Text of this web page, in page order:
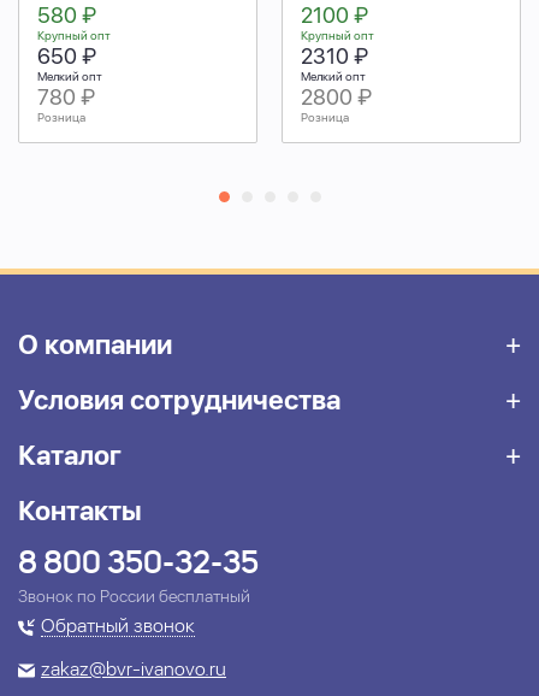
580 ₽
Крупный опт
650 ₽
Мелкий опт
780 ₽
Розница
2100 ₽
Крупный опт
2310 ₽
Мелкий опт
2800 ₽
Розница
О компании
Условия сотрудничества
Каталог
Контакты
8 800 350-32-35
Звонок по России бесплатный
Обратный звонок
zakaz@bvr-ivanovo.ru